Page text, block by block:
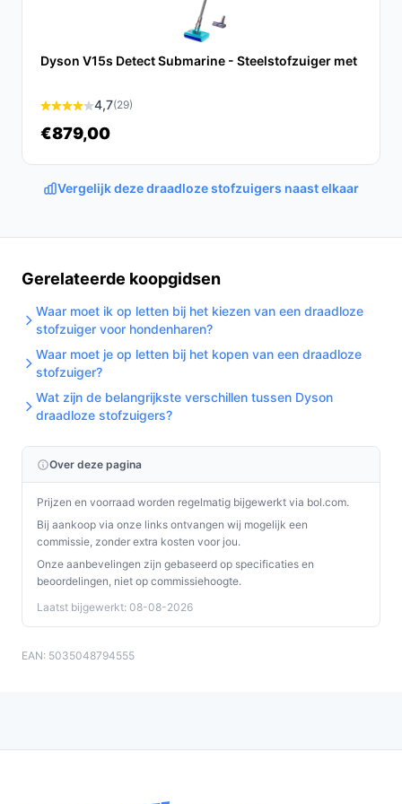
ook hoe eenvoudig accessoires vastklikken en
Waar let je op bij ruimtegebruik? — De 0,75 l
wandhouder of opbergunit wordt meegeleverd als
je compacte opslag nodig hebt.
beoordelen of de zuigkracht aansluit bij jouw
Veilige, praktische adviezen voor dagelijks gebruik en
onderhoud.
Laad de accu volledig op voor eerste gebruik
(oplaadtijd volgens specificatie: 240 minuten).
Gebruik de zuinige stand voor grotere
oppervlakten en de sterke stand alleen voor korte,
Leeg de opvangbak zodra deze vol raakt om
zuigkracht te behouden en stofverspreiding te
voorkomen.
Maak borstels en opzetstukken regelmatig vrij van
Vervang of maak filters volgens de instructies in de
handleiding; er is geen HEPA‑filter volgens de
specificaties.
Gebruik de handheld‑functie voor trappen en
Dyson V15s Detect Submarine - Steelstofzuiger met
4,7(29)
€879,00
Vergelijk deze draadloze stofzuigers naast elkaar
Gerelateerde koopgidsen
Waar moet ik op letten bij het kiezen van een draadloze
stofzuiger voor hondenharen?
Waar moet je op letten bij het kopen van een draadloze
stofzuiger?
Wat zijn de belangrijkste verschillen tussen Dyson
draadloze stofzuigers?
Over deze pagina
Prijzen en voorraad worden regelmatig bijgewerkt via bol.com.
Bij aankoop via onze links ontvangen wij mogelijk een
commissie, zonder extra kosten voor jou.
Onze aanbevelingen zijn gebaseerd op specificaties en
beoordelingen, niet op commissiehoogte.
Laatst bijgewerkt: 08-08-2026
EAN: 5035048794555